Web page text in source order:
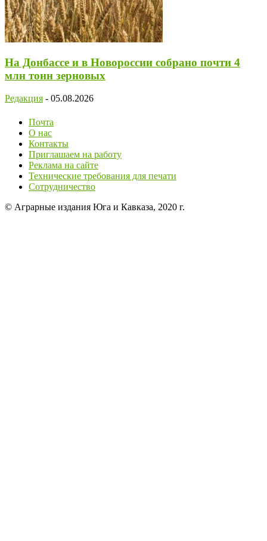
На Донбассе и в Новороссии собрано почти 4
млн тонн зерновых
Редакция - 05.08.2026
Почта
О нас
Контакты
Приглашаем на работу
Реклама на сайте
Технические требования для печати
Сотрудничество
© Аграрные издания Юга и Кавказа, 2020 г.